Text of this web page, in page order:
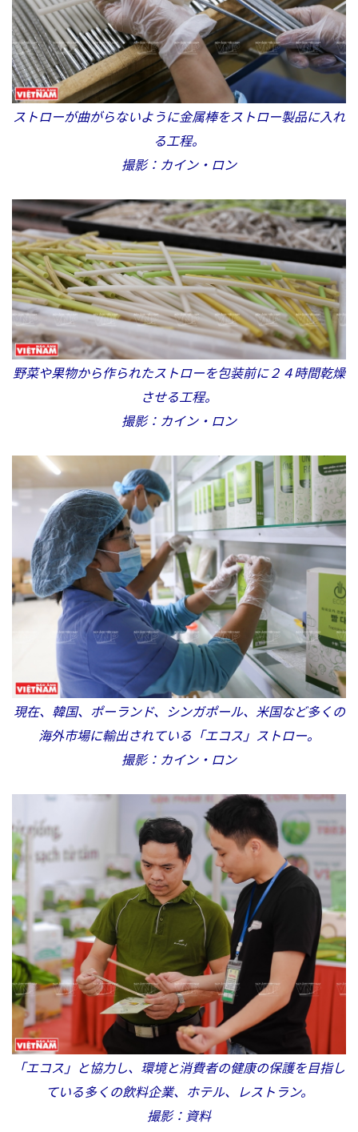
ストローが曲がらないように金属棒をストロー製品に入れ
る工程。
撮影：カイン・ロン
野菜や果物から作られたストローを包装前に２４時間乾燥
させる工程。
撮影：カイン・ロン
現在、韓国、ポーランド、シンガポール、米国など多くの
海外市場に輸出されている「エコス」ストロー。
撮影：カイン・ロン
「エコス」と協力し、環境と消費者の健康の保護を目指し
ている多くの飲料企業、ホテル、レストラン。
撮影：資料